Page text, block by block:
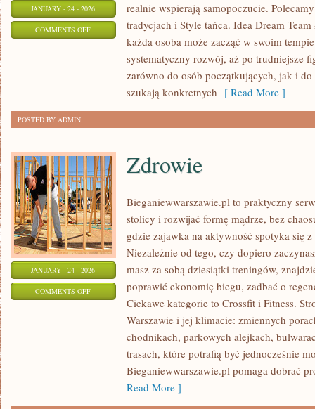
JANUARY - 24 - 2026
COMMENTS OFFON
realnie wspierają samopoczucie.
tradycjach i Style tańca. Idea Dream
każda osoba może zacząć w swoim
systematyczny rozwój, aż po trudniejsze
zarówno do osób początkujących, jak i
szukają konkretnych [ Read More ]
POSTED BY ADMIN
JANUARY - 24 - 2026
COMMENTS OFFON
Zdrowie
Bieganiewwarszawie.pl to praktyczny
stolicy i rozwijać formę mądrze, bez
gdzie zajawka na aktywność spotyka się
Niezależnie od tego, czy dopiero
masz za sobą dziesiątki treningów,
poprawić ekonomię biegu, zadbać o
Ciekawe kategorie to Crossfit i Fitness.
Warszawie i jej klimacie: zmiennych
chodnikach, parkowych alejkach,
trasach, które potrafią być jednocześnie
Bieganiewwarszawie.pl pomaga dobrać
Read More ]